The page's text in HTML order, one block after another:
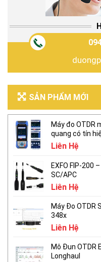
SẢN PHẨM MỚI
Máy đo OTDR
quang có tín
Liên Hệ
EXFO FIP-200
SC/APC
Liên Hệ
Máy Đo OTDR
348x
Liên Hệ
Mô Đun OTDR
Longhaul